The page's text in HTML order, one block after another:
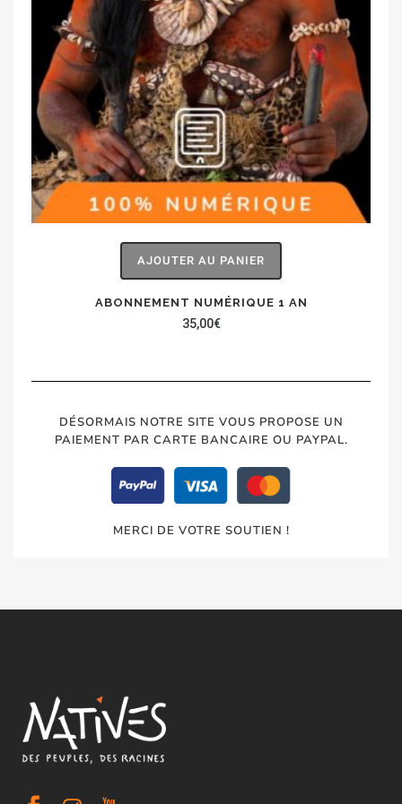
AJOUTER AU PANIER
ABONNEMENT NUMÉRIQUE 1 AN
35,00€
DÉSORMAIS NOTRE SITE VOUS PROPOSE UN
PAIEMENT PAR CARTE BANCAIRE OU PAYPAL.
MERCI DE VOTRE SOUTIEN !